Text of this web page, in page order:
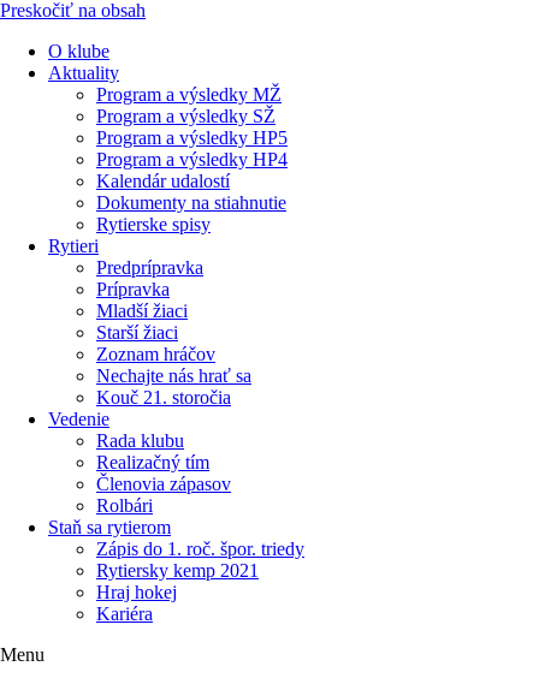
Preskočiť na obsah
O klube
Aktuality
Program a výsledky MŽ
Program a výsledky SŽ
Program a výsledky HP5
Program a výsledky HP4
Kalendár udalostí
Dokumenty na stiahnutie
Rytierske spisy
Rytieri
Predprípravka
Prípravka
Mladší žiaci
Starší žiaci
Zoznam hráčov
Nechajte nás hrať sa
Kouč 21. storočia
Vedenie
Rada klubu
Realizačný tím
Členovia zápasov
Rolbári
Staň sa rytierom
Zápis do 1. roč. špor. triedy
Rytiersky kemp 2021
Hraj hokej
Kariéra
Menu